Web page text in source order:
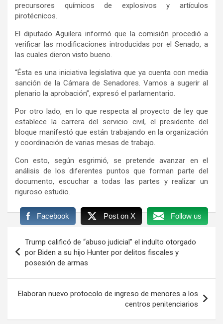
precursores químicos de explosivos y artículos
pirotécnicos.
El diputado Aguilera informó que la comisión procedió a
verificar las modificaciones introducidas por el Senado, a
las cuales dieron visto bueno.
“Ésta es una iniciativa legislativa que ya cuenta con media
sanción de la Cámara de Senadores. Vamos a sugerir al
plenario la aprobación”, expresó el parlamentario.
Por otro lado, en lo que respecta al proyecto de ley que
establece la carrera del servicio civil, el presidente del
bloque manifestó que están trabajando en la organización
y coordinación de varias mesas de trabajo.
Con esto, según esgrimió, se pretende avanzar en el
análisis de los diferentes puntos que forman parte del
documento, escuchar a todas las partes y realizar un
riguroso estudio.
Facebook Post on X Follow us
de
entradas
Trump calificó de “abuso judicial” el indulto otorgado
por Biden a su hijo Hunter por delitos fiscales y
posesión de armas
Elaboran nuevo protocolo de ingreso de menores a los
centros penitenciarios